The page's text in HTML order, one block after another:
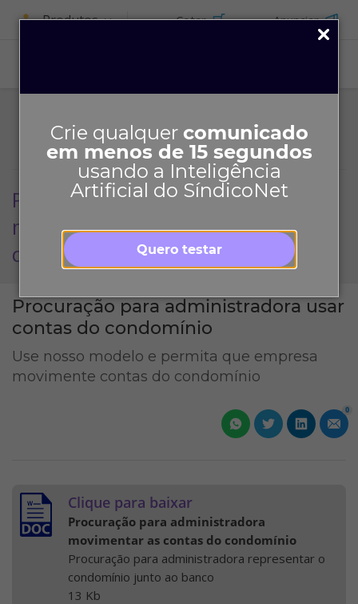
Crie qualquer comunicado
em menos de 15 segundos
usando a Inteligência
Artificial do SíndicoNet
Quero testar
Produtos Cotar Anunciar
Procuração para administradora
movimentar as contas do
condomínio
Procuração para administradora usar
contas do condomínio
Use nosso modelo e permita que empresa
movimente contas do condomínio
0
Clique para baixar
Procuração para administradora
movimentar as contas do condomínio
Procuração para administradora representar o
condomínio junto ao banco
13 Kb